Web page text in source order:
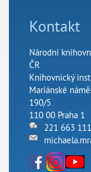
Kontakt
Národní
ČR
Knihovnický
Mariánské
190/5
110 00 Praha 1
221 663 111